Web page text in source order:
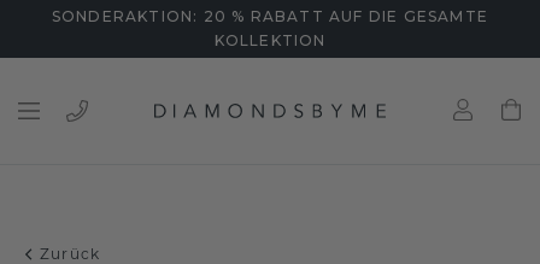
SONDERAKTION: 20 % RABATT AUF DIE GESAMTE
KOLLEKTION
Zurück